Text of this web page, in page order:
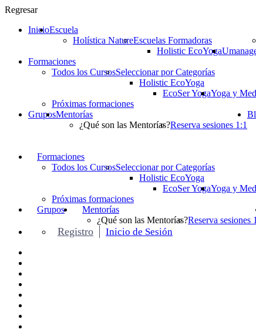
Regresar
InicioEscuela
Holística NatureEscuelas Formadoras
Holistic EcoYoga
Formaciones
Todos los CursosSeleccionar por Categorías
Holistic EcoYoga
EcoSer YogaYoga y
Próximas formaciones
GruposMentorías
¿Qué son las Mentorías?Reserva sesiones 1:1
Formaciones
Todos los CursosSeleccionar por Categorías
Holistic EcoYoga
EcoSer YogaYoga y
Próximas formaciones
Grupos
Mentorías
¿Qué son las Mentorías?Reserva sesiones
Registro Inicio de Sesión